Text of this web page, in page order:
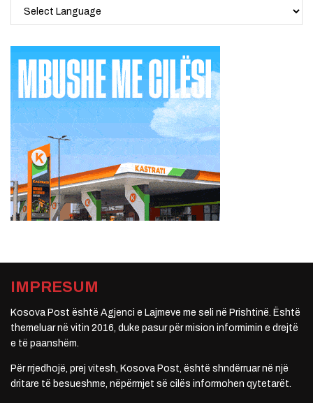
IMPRESUM
Kosova Post është Agjenci e Lajmeve me seli në Prishtinë. Është
themeluar në vitin 2016, duke pasur për mision informimin e drejtë
e të paanshëm.
Për rrjedhojë, prej vitesh, Kosova Post, është shndërruar në një
dritare të besueshme, nëpërmjet së cilës informohen qytetarët.